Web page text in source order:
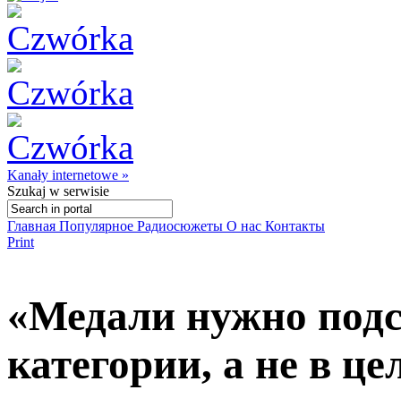
Kanały internetowe »
Szukaj w serwisie
Главная Популярное Радиосюжеты О нас Контакты
Print
«Медали нужно
категории, а не в